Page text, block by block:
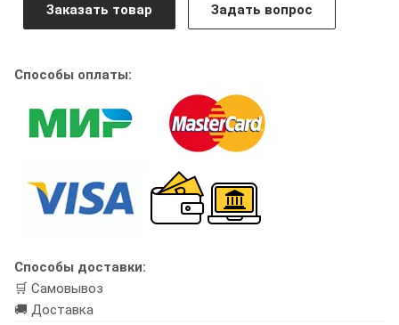
Заказать товар Задать вопрос
Способы оплаты:
Способы доставки:
🛒 Самовывоз
🚚 Доставка